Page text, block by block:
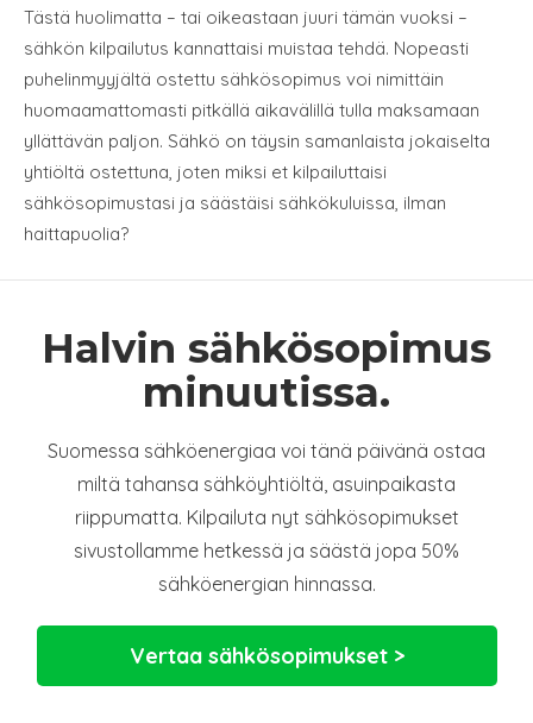
Tästä huolimatta – tai oikeastaan juuri tämän vuoksi –
sähkön kilpailutus kannattaisi muistaa tehdä. Nopeasti
puhelinmyyjältä ostettu sähkösopimus voi nimittäin
huomaamattomasti pitkällä aikavälillä tulla maksamaan
yllättävän paljon. Sähkö on täysin samanlaista jokaiselta
yhtiöltä ostettuna, joten miksi et kilpailuttaisi
sähkösopimustasi ja säästäisi sähkökuluissa, ilman
haittapuolia?
Halvin sähkösopimus
minuutissa.
Suomessa sähköenergiaa voi tänä päivänä ostaa
miltä tahansa sähköyhtiöltä, asuinpaikasta
riippumatta. Kilpailuta nyt sähkösopimukset
sivustollamme hetkessä ja säästä jopa 50%
sähköenergian hinnassa.
Vertaa sähkösopimukset >